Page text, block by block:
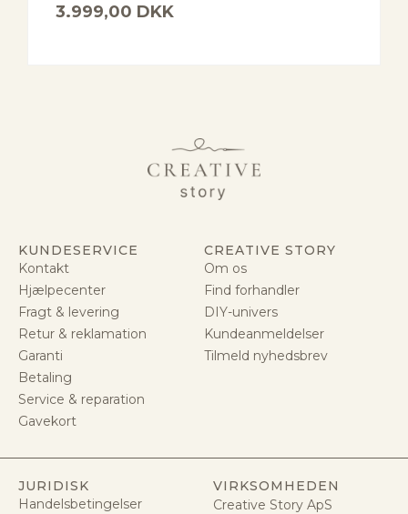
3.999,00 DKK
KUNDESERVICE
Kontakt
Hjælpecenter
Fragt & levering
Retur & reklamation
Garanti
Betaling
Service & reparation
Gavekort
CREATIVE STORY
Om os
Find forhandler
DIY-univers
Kundeanmeldelser
Tilmeld nyhedsbrev
JURIDISK
Handelsbetingelser
VIRKSOMHEDEN
Creative Story ApS